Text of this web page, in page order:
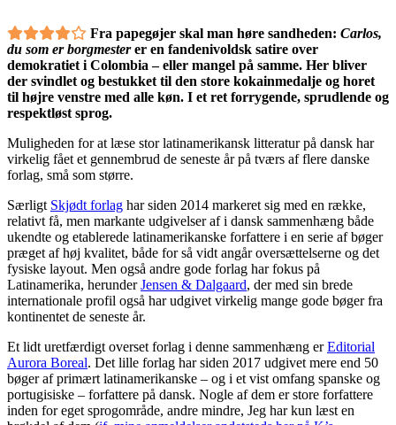
Fra papegøjer skal man høre sandheden: Carlos,
du som er borgmesterer en fandenivoldsk satire over
demokratiet i Colombia – eller mangel på samme. Her bliver
der svindlet og bestukket til den store kokainmedalje og horet
til højre venstre med alle køn. I et ret forrygende, sprudlende og
respektløst sprog.
Muligheden for at læse stor latinamerikansk litteratur på dansk har
virkelig fået et gennembrud de seneste år på tværs af flere danske
forlag, små som større.
Særligt Skjødt forlag har siden 2014 markeret sig med en række,
relativt få, men markante udgivelser af i dansk sammenhæng både
ukendte og etablerede latinamerikanske forfattere i en serie af bøger
præget af høj kvalitet, både for så vidt angår oversættelserne og det
fysiske layout. Men også andre gode forlag har fokus på
Latinamerika, herunderJensen & Dalgaard, der med sin brede
internationale profil også har udgivet virkelig mange gode bøger fra
kontinentet de seneste år.
Et lidt uretfærdigt overset forlag i denne sammenhæng erEditorial
Aurora Boreal. Det lille forlag har siden 2017 udgivet mere end 50
bøger af primært latinamerikanske – og i et vist omfang spanske og
portugisiske – forfattere på dansk. Nogle af dem er store forfattere
inden for eget sprogområde, andre mindre, Jeg har kun læst en